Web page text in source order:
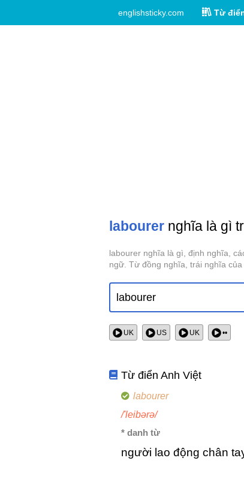
englishsticky.com Từ
labourer nghĩa là gì
labourer nghĩa là gì, định nghĩa,
ngữ. Từ đồng nghĩa, trái nghĩa của
UK US UK ••
Từ điển Anh Việt
labourer
/'leibərə/
* danh từ
người lao động chân